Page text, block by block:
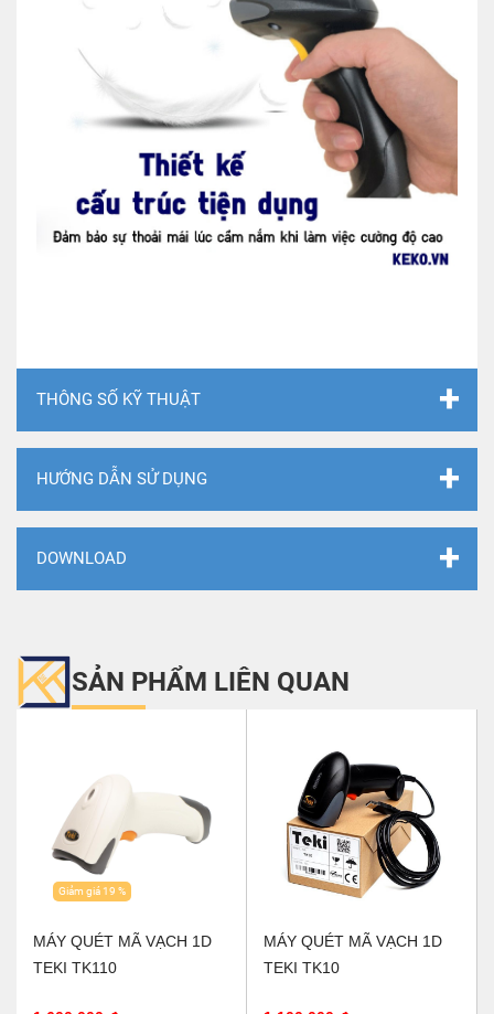
THÔNG SỐ KỸ THUẬT
HƯỚNG DẪN SỬ DỤNG
DOWNLOAD
SẢN PHẨM LIÊN QUAN
Giảm giá 19 %
MÁY QUÉT MÃ VẠCH 1D
TEKI TK110
MÁY QUÉT MÃ VẠCH 1D
TEKI TK10